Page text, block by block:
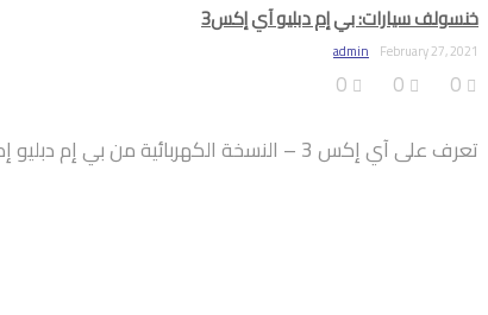
خنسولف سيارات: بي إم دبليو آي إكس3
admin February 27, 2021
تعرف على آي إكس 3 – النسخة الكهربائية من بي إم دبليو إكس 3.